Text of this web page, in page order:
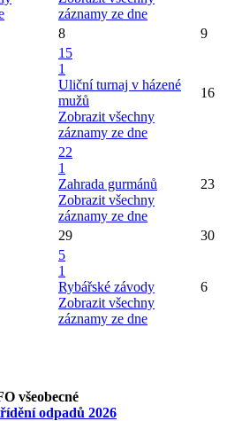
záznamy ze dne
8 9
15
1
Uliční turnaj v házené
mužů
Zobrazit všechny
záznamy ze dne
16
22
1
Zahrada gurmánů
Zobrazit všechny
záznamy ze dne
23
29 30
5
1
Rybářské závody
Zobrazit všechny
záznamy ze dne
6
všeobecné
odpadů 2026